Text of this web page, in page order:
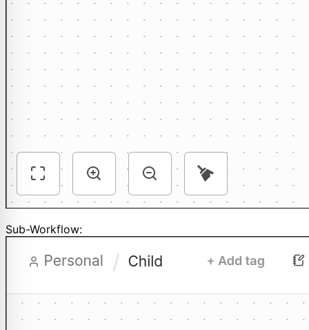
Sub-Workflow: